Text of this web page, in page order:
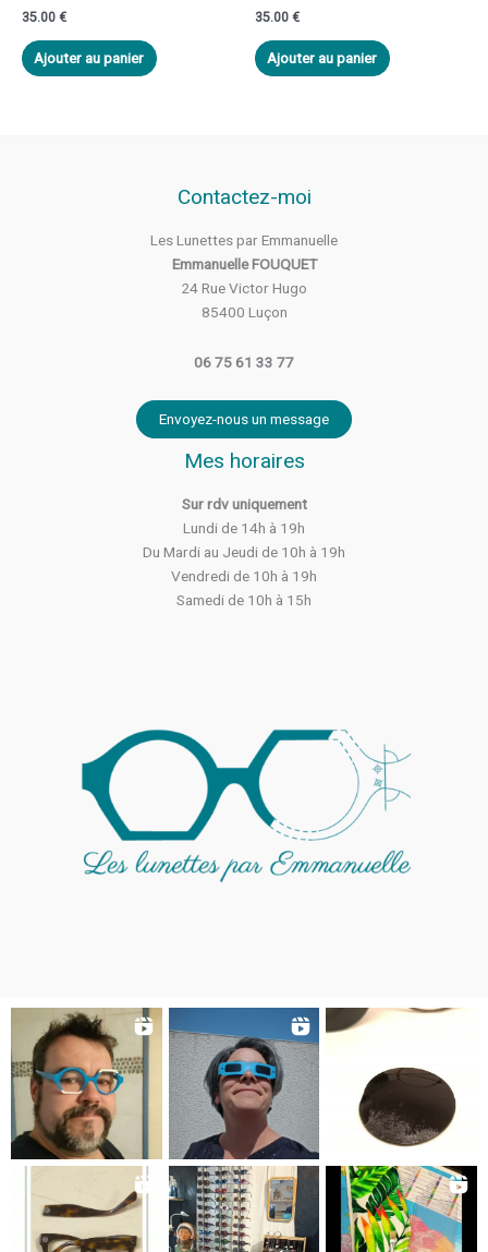
35.00 €
Ajouter au panier
35.00 €
Ajouter au panier
Contactez-moi
Les Lunettes par Emmanuelle
Emmanuelle FOUQUET
24 Rue Victor Hugo
85400 Luçon
06 75 61 33 77
Envoyez-nous un message
Mes horaires
Sur rdv uniquement
Lundi de 14h à 19h
Du Mardi au Jeudi de 10h à 19h
Vendredi de 10h à 19h
Samedi de 10h à 15h